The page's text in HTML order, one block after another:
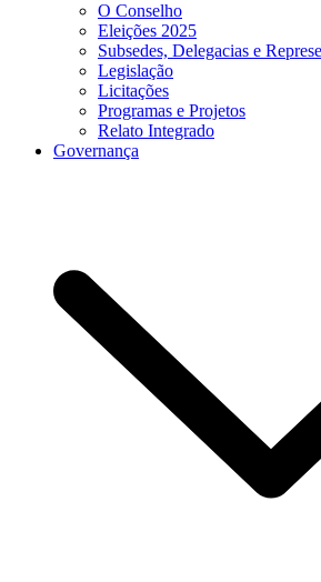
O Conselho
Eleições 2025
Subsedes, Delegacias e
Legislação
Licitações
Programas e Projetos
Relato Integrado
Governança